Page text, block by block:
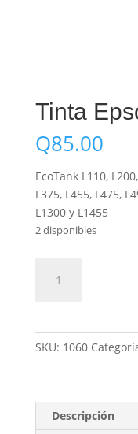
Tinta
Q85.00
EcoTank L110,
L375, L455, L475,
L1300 y L1455
2 disponibles
Epson
SKU: 1060
Descripción